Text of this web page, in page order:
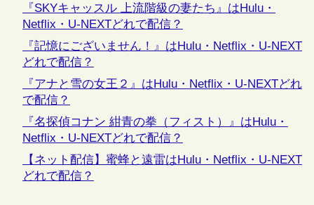
『SKYキャッスル 上流階級の妻たち』はHulu・
Netflix・U-NEXTどれで配信？
『記憶にございません！』はHulu・Netflix・U-NEXT
どれで配信？
『アナと雪の女王２』はHulu・Netflix・U-NEXTどれ
で配信？
『名探偵コナン 紺青の拳（フィスト）』はHulu・
Netflix・U-NEXTどれで配信？
【ネット配信】蜜蜂と遠雷はHulu・Netflix・U-NEXT
どれで配信？